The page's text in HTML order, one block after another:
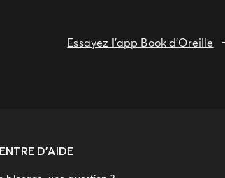
Essayez l'app Book d'Oreille
D'AIDE